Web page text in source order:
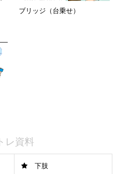
ブリッジ（台乗せ）
レ資料
下肢